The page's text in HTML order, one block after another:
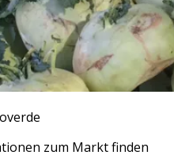
zum Markt finden